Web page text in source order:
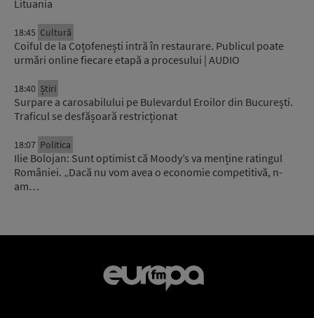
Lituania
18:45 Cultură
Coiful de la Coțofenești intră în restaurare. Publicul poate
urmări online fiecare etapă a procesului | AUDIO
18:40 Știri
Surpare a carosabilului pe Bulevardul Eroilor din București.
Traficul se desfășoară restricționat
18:07 Politica
Ilie Bolojan: Sunt optimist că Moody’s va menține ratingul
României. „Dacă nu vom avea o economie competitivă, n-
am…